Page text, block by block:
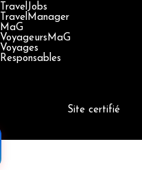
TravelJobs
TravelManager
MaG
VoyageursMaG
Voyages
Responsables
Site certifié